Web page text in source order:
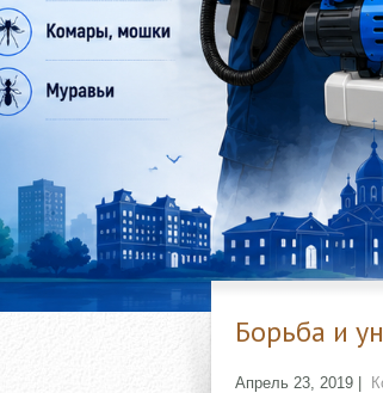
Борьба и
Апрель 23, 2019